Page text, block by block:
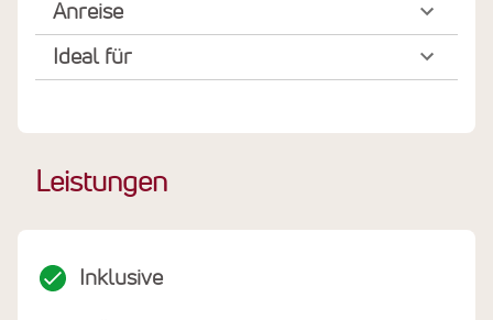
Anreise
Ideal für
Leistungen
Inklusive